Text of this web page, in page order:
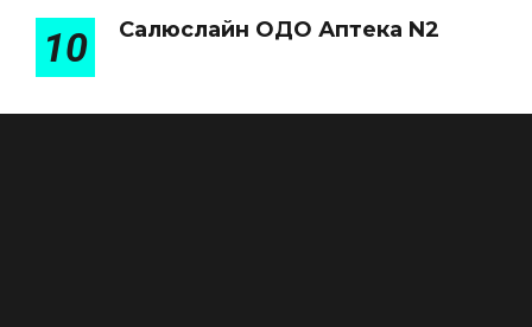
10 Салюслайн ОДО Аптека N2